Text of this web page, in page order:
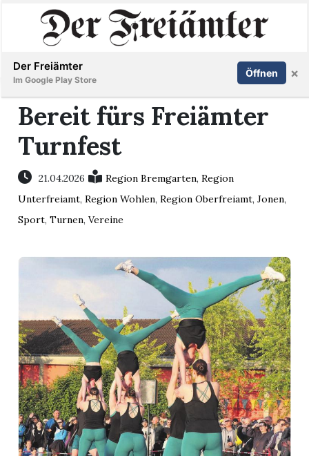
Immobilien
Veranstaltungen
Stellen
E-
Newsletter
App
Inserieren Abonnieren Anmelden
Bereit fürs Freiämter
Turnfest
21.04.2026 Region Bremgarten,Region
Unterfreiamt,Region Wohlen,Region Oberfreiamt,Jonen,
Sport,Turnen,Vereine
Der Freiämter
Im Google Play Store
Öffnen ×